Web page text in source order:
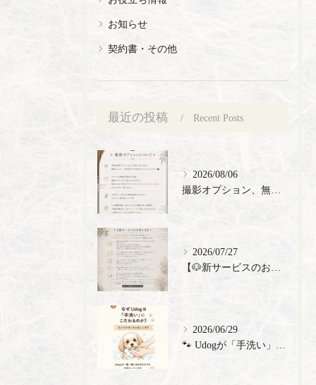
お知らせ
契約書・その他
最近の投稿 Recent Posts
2026/08/06
2026/07/27
2026/06/29